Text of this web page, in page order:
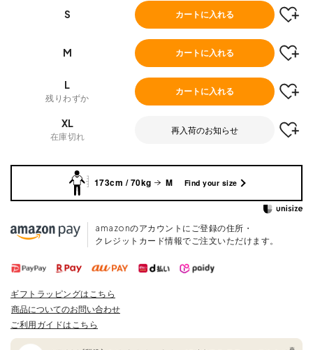
S カートに入れる
M カートに入れる
L
残りわずか
カートに入れる
XL
在庫切れ
再入荷のお知らせ
173cm / 70kg M Find your size
amazonのアカウントにご登録の住所・
クレジットカード情報でご注文いただけます。
ギフトラッピングはこちら
商品についてのお問い合わせ
ご利用ガイドはこちら